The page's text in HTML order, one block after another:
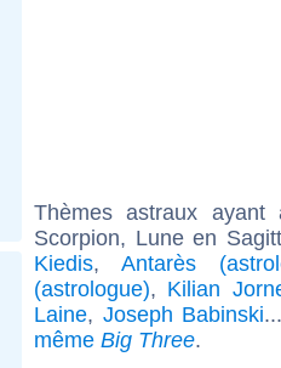
Thèmes astraux
Scorpion, Lune en
Kiedis, Antarès
(astrologue), Kilian
Laine, Joseph Babinski
même Big Three.